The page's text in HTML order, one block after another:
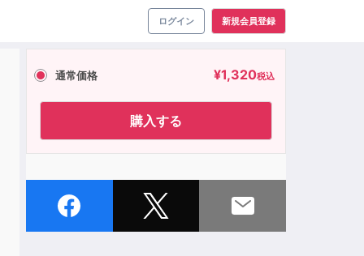
ログイン 新規会員登録
通常価格 ¥1,320税込
購入する